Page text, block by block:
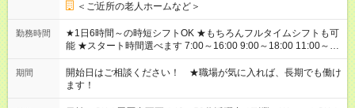
＜ご近所の老人ホームなど＞
勤務時間
★1日6時間～の時短シフトOK ★もちろんフルタイムシフトも可
能 ★スタート時間選べます 7:00～16:00 9:00～18:00 11:00～
20:00 など 残業なし！ ※Wワークの場合、他のお仕事と合わせ
週40時間超の就業はご案内できません ※法令に基づき、週20時
間以上勤務は社会保険への加入対象となります ※労働者派遣法
（日雇い派遣の原則禁止）により、短時間・短期間の就業はご
期間
開始日はご相談ください！ ★職場が気に入れば、長期でも働け
ます！